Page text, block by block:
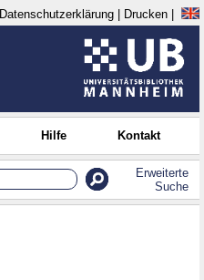
Datenschutzerklärung Drucken
Hilfe Kontakt
Erweiterte
Suche